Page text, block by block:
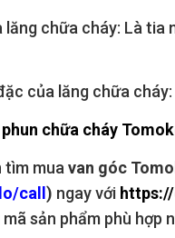
lăng chữa cháy: Là
của lăng chữa
chữa cháy
tìm mua van góc
call ) ngay với
sản phẩm phù hợp